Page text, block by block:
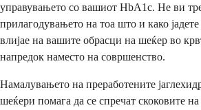
управувањето со вашиот HbA1c. Не ви
прилагодувањето на тоа што и како
влијае на вашите обрасци на шеќер во
напредок наместо на совршенство.
Намалувањето на преработените
шеќери помага да се спречат скоковите